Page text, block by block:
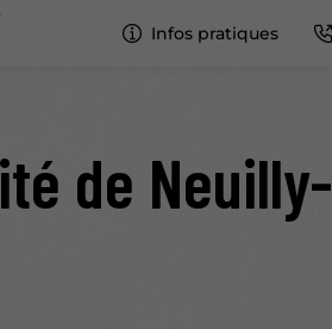
Infos pratiques
de Neuilly-